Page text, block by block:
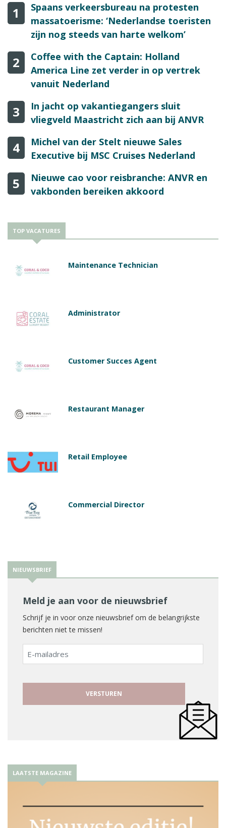
1
Spaans verkeersbureau na protesten
massatoerisme: ‘Nederlandse toeristen
zijn nog steeds van harte welkom’
2
Coffee with the Captain: Holland
America Line zet verder in op vertrek
vanuit Nederland
3
In jacht op vakantiegangers sluit
vliegveld Maastricht zich aan bij ANVR
4
Michel van der Stelt nieuwe Sales
Executive bij MSC Cruises Nederland
5
Nieuwe cao voor reisbranche: ANVR en
vakbonden bereiken akkoord
TOP VACATURES
Maintenance Technician
Administrator
Customer Succes Agent
Restaurant Manager
Retail Employee
Commercial Director
NIEUWSBRIEF
Meld je aan voor de nieuwsbrief
Schrijf je in voor onze nieuwsbrief om de belangrijkste
berichten niet te missen!
E-
mailadres
LAATSTE MAGAZINE